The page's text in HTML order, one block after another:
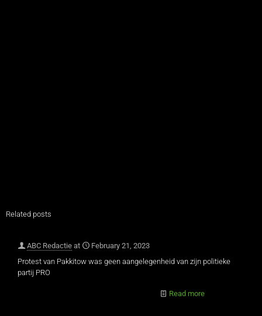
Related posts
ABC Redactie at
February 21, 2023
Protest van Pakkitow was geen aangelegenheid van zijn politieke
partij PRO
Read more